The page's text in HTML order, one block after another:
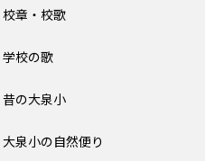
校章・校歌
学校の歌
昔の大泉小
大泉小の自然便り